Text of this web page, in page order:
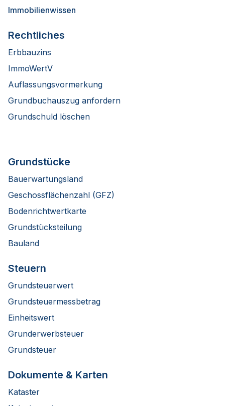
Immobilienwissen
Rechtliches
Erbbauzins
ImmoWertV
Auflassungsvormerkung
Grundbuchauszug anfordern
Grundschuld löschen
Grundstücke
Bauerwartungsland
Geschossflächenzahl (GFZ)
Bodenrichtwertkarte
Grundstücksteilung
Bauland
Steuern
Grundsteuerwert
Grundsteuermessbetrag
Einheitswert
Grunderwerbsteuer
Grundsteuer
Dokumente & Karten
Kataster